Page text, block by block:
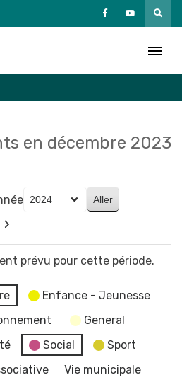
en décembre 2023
prévu pour cette période.
Enfance - Jeunesse
General
Social
Sport
Vie municipale